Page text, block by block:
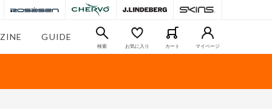
GUIDE
検索 お気に入り カート マイページ